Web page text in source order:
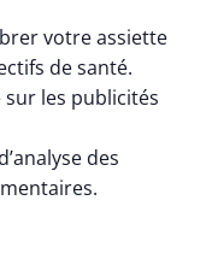
votre assiette
de santé.
les publicités
des